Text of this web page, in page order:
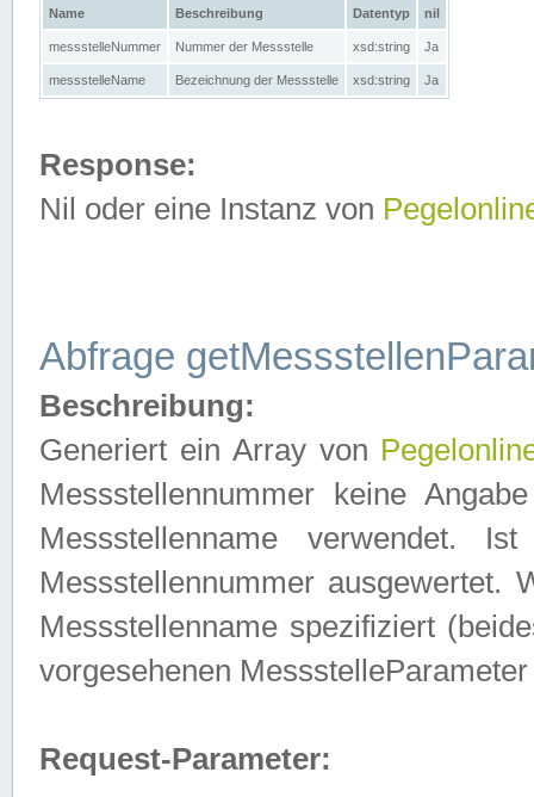
Name Beschreibung Datentyp nil
messstelleNummer Nummer der Messstelle xsd:string Ja
messstelleName Bezeichnung der Messstelle xsd:string Ja
Response:
Nil oder eine Instanz von
Abfrage
Beschreibung:
Generiert ein Array von
Messstellennummer keine
Messstellenname verwendet.
Messstellennummer ausgewertet.
Messstellenname spezifiziert
vorgesehenen
Request-Parameter: